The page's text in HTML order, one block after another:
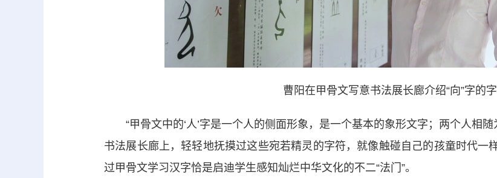
曹阳在甲骨文写意书法展长廊介绍“向”字的
“甲骨文中的‘人’字是一个人的侧面形象，是一个基本的象形文字；两个人相随
书法展长廊上，轻轻地抚摸过这些宛若精灵的字符，就像触碰自己的孩童时代一
过甲骨文学习汉字恰是启迪学生感知灿烂中华文化的不二“法门”。